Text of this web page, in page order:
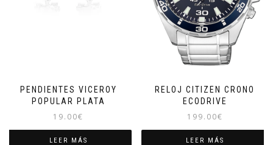
PENDIENTES VICEROY
POPULAR PLATA
19.00€
LEER MÁS
RELOJ CITIZEN CRONO
ECODRIVE
199.00€
LEER MÁS